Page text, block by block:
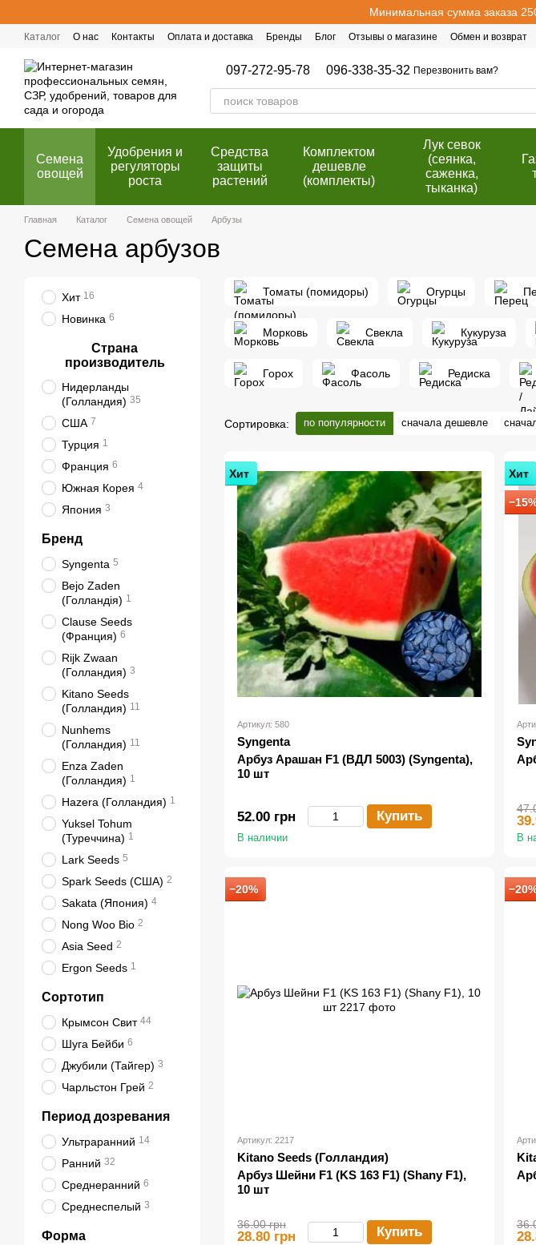
Минимальная сумма заказа
Каталог О нас Контакты Оплата и доставка Бренды Блог Отзывы о магазине Обмен и возврат
097-272-95-78 096-338-35-32 Перезвонить вам?
Семена
овощей
Удобрения и
регуляторы
роста
Cредства
защиты
растений
Комплектом
дешевле
(комплекты)
Лук севок
(сеянка,
саженка,
тыканка)
Главная Каталог Семена овощей Арбузы
Семена арбузов
Томаты (помидоры) Огурцы
Морковь Свекла Кукуруза
Горох Фасоль Редиска
Сортировка: по популярности сначала дешевле
Хит
Артикул: 580
Syngenta
Арбуз Арашан F1 (ВДЛ 5003) (Syngenta),
10 шт
52.00 грн Купить
В наличии
Хит
В
−20%
Артикул: 2217
Kitano Seeds (Голландия)
Арбуз Шейни F1 (KS 163 F1) (Shany F1),
10 шт
36.00 грн
28.80 грн Купить
Хит 16
Новинка 6
Страна
производитель
Нидерланды
(Голландия) 35
США 7
Турция 1
Франция 6
Южная Корея 4
Япония 3
Бренд
Syngenta 5
Bejo Zaden
(Голландія) 1
Clause Seeds
(Франция) 6
Rijk Zwaan
(Голландия) 3
Kitano Seeds
(Голландия) 11
Nunhems
(Голландия) 11
Enza Zaden
(Голландия) 1
Hazera (Голландия) 1
Yuksel Tohum
(Туреччина) 1
Lark Seeds 5
Spark Seeds (США) 2
Sakata (Япония) 4
Nong Woo Bio 2
Asia Seed 2
Ergon Seeds 1
Сортотип
Крымсон Свит 44
Шуга Бейби 6
Джубили (Тайгер) 3
Чарльстон Грей 2
Период дозревания
Ультраранний 14
Ранний 32
Среднеранний 6
Среднеспелый 3
Форма